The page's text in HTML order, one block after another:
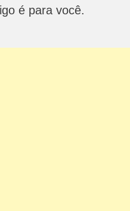
é para você.